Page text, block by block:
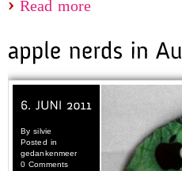
Read more
Bysilvie
Posted in
gedankenmeer
0 Comments